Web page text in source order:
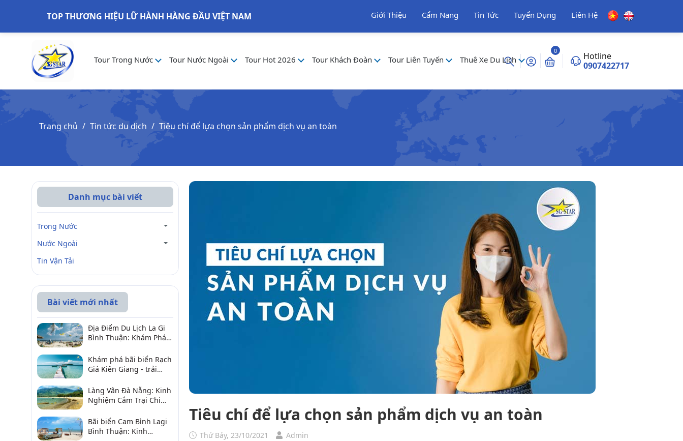
TOP THƯƠNG HIỆU LỮ HÀNH HÀNG ĐẦU VIỆT NAM Giới Thiệu Cẩm Nang Tin Tức Tuyển Dụng Liên Hệ
Tour Trong Nước Tour Nước Ngoài Tour Hot 2026 Tour Khách Đoàn Tour Liên Tuyến Thuê Xe Du Lịch
0
Hotline
0907422717
Trang chủ Tin tức du dịch Tiêu chí để lựa chọn sản phẩm dịch vụ an toàn
Tiêu chí để lựa chọn sản phẩm dịch vụ an toàn
Thứ Bảy, 23/10/2021 Admin
Danh mục bài viết
Trong Nước
Nước Ngoài
Tin Vận Tải
Bài viết mới nhất
Địa Điểm Du Lịch La Gi
Bình Thuận: Khám Phá 6
2026
Khám phá bãi biển Rạch
Giá Kiên Giang - trải
Làng Vân Đà Nẵng: Kinh
Nghiệm Cắm Trại Chi
Bãi biển Cam Bình Lagi
Bình Thuận: Kinh